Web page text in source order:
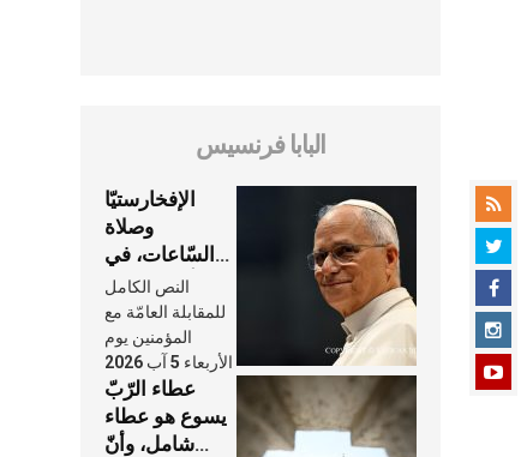
البابا فرنسيس
الإفخارستيّا
وصلاة
السّاعات، في
كلّ أسبوع وكلّ
يوم، هما النَّفَس
في حياة
الكنيسة
النص الكامل
للمقابلة العامّة مع
المؤمنين يوم
الأربعاء 5 آب 2026
عطاء الرّبّ
يسوع هو عطاء
شامل، وأنّ